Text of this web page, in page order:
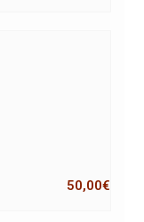
50,00€